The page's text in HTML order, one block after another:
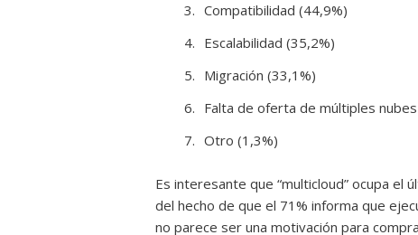
Compatibilidad (44,9%)
Escalabilidad (35,2%)
Migración (33,1%)
Falta de oferta de múltiples
Otro (1,3%)
Es interesante que “multicloud” ocupa el
del hecho de que el 71% informa que
no parece ser una motivación para